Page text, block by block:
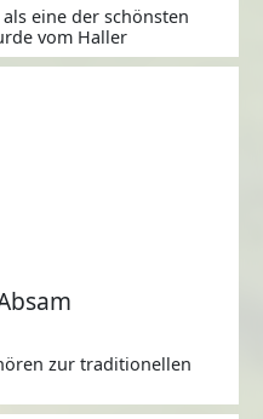
eine der schönsten
vom Haller
zur traditionellen